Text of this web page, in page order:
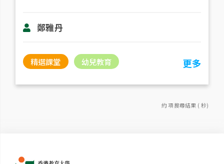
鄭雅丹
精選課堂 幼兒教育 更多
約 項搜尋結果 ( 秒)